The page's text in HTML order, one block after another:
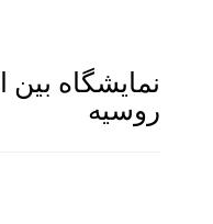
نمایشگاه بین
روسیه